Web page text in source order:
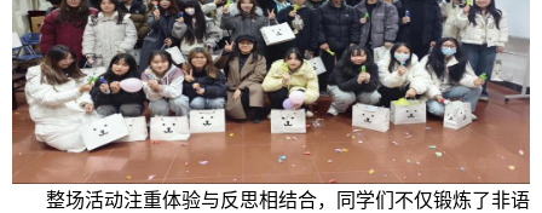
整场活动注重体验与反思相结合，同学们不仅锻炼了非语